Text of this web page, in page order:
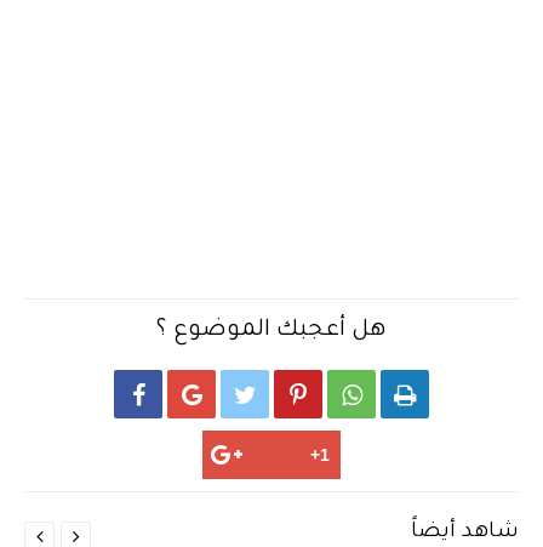
هل أعجبك الموضوع ؟
     
شاهد أيضاً 
